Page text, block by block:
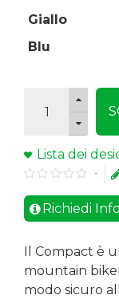
Giallo
Blu
Lista dei
-
Richiedi
Il Compact è
mountain
modo sicuro